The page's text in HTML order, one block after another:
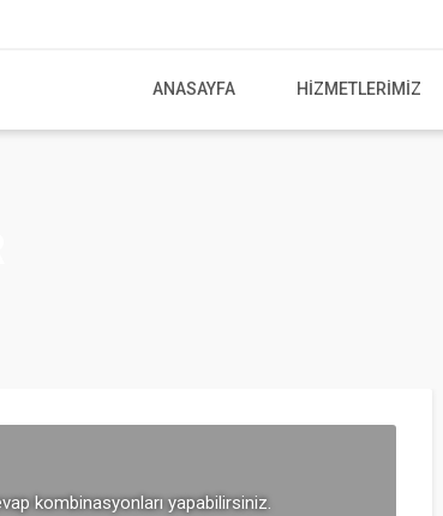
ANASAYFA HIZMETLERIMIZ
kombinasyonları yapabilirsiniz.